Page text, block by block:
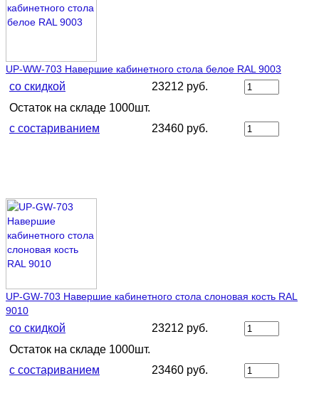
UP-WW-703 Навершие кабинетного стола белое RAL 9003
со скидкой
23212 руб.
Остаток на складе 1000шт.
с состариванием
23460 руб.
UP-GW-703 Навершие кабинетного стола слоновая кость RAL
9010
со скидкой
23212 руб.
Остаток на складе 1000шт.
с состариванием
23460 руб.